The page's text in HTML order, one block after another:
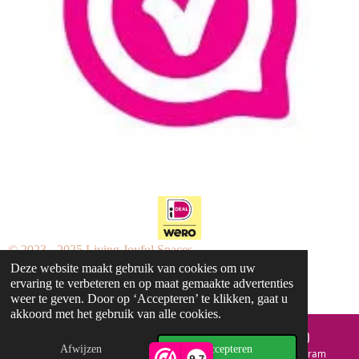
Deze website maakt gebruik van cookies om uw
ervaring te verbeteren en op maat gemaakte advertenties
weer te geven. Door op ‘Accepteren’ te klikken, gaat u
akkoord met het gebruik van alle cookies.
Afwijzen Accepteren
© 2023 - 2025 Living Joyful Spaces
E-mailadres Telefoonnummer Instagram